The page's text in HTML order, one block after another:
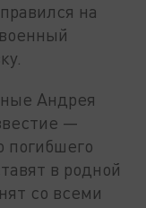
на
Андрея
—
погибшего
в родной
со всеми